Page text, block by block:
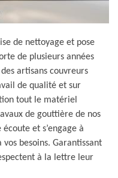
de nettoyage et pose
de plusieurs années
artisans couvreurs
de qualité et sur
tout le matériel
de gouttière de nos
et s’engage à
besoins. Garantissant
à la lettre leur